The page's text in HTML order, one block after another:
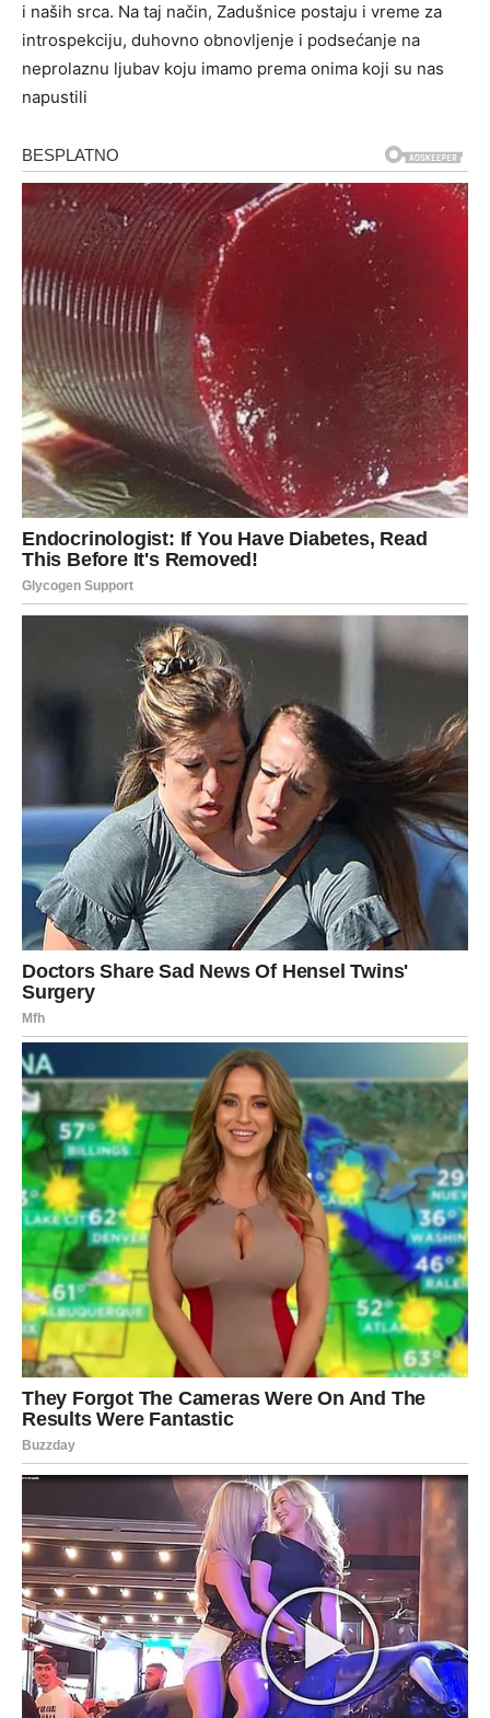
i naših srca. Na taj način, Zadušnice postaju i vreme za
introspekciju, duhovno obnovljenje i podsećanje na
neprolaznu ljubav koju imamo prema onima koji su nas
napustili